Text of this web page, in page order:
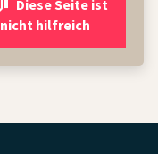
nicht hilfreich